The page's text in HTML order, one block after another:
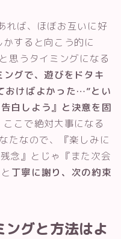
れば、ほぼお互いに好
すると向こう的に
思うタイミングになる
ングで、遊びをドタキ
おけばよかった…”とい
白しよう』と決意を固
こで絶対大事になる
たなので、『楽しみに
念』とじゃ『また次会
丁寧に謝り、次の約束
ングと方法はよ